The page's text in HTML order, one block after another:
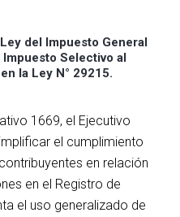
del Impuesto General
Selectivo al
la Ley N° 29215.
1669, el Ejecutivo
el cumplimiento
en relación
en el Registro de
el uso generalizado de